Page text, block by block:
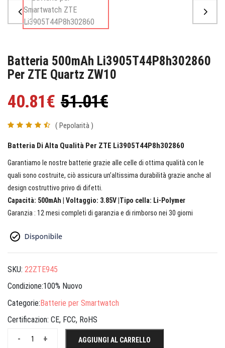
Batteria 500mAh Li3905T44P8h302860
Per ZTE Quartz ZW10
40.81€ 51.01€
( Pepolarità )
Batteria Di Alta Qualità Per ZTE Li3905T44P8h302860
Garantiamo le nostre batterie grazie alle celle di ottima qualità con le
quali sono costruite, ciò assicura un’altissima durabilità grazie anche al
design costruttivo privo di difetti.
Capacità: 500mAh | Voltaggio: 3.85V |Tipo cella: Li-Polymer
Garanzia : 12 mesi completi di garanzia e di rimborso nei 30 giorni
SKU: 22ZTE945
Condizione:100% Nuovo
Categorie:Batterie per Smartwatch
Certificazion: CE, FCC, RoHS
+
- AGGIUNGI AL CARRELLO